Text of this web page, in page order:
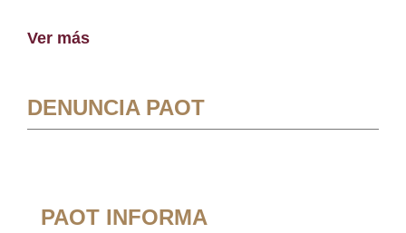
Ver más
DENUNCIA PAOT
PAOT INFORMA